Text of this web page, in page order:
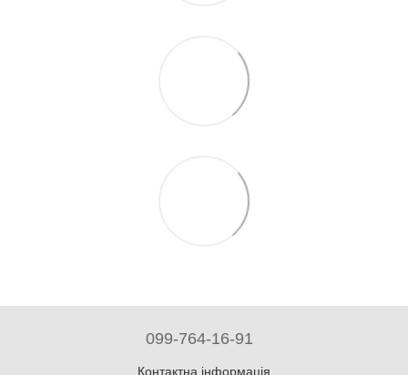
099-764-16-91
Контактна інформація